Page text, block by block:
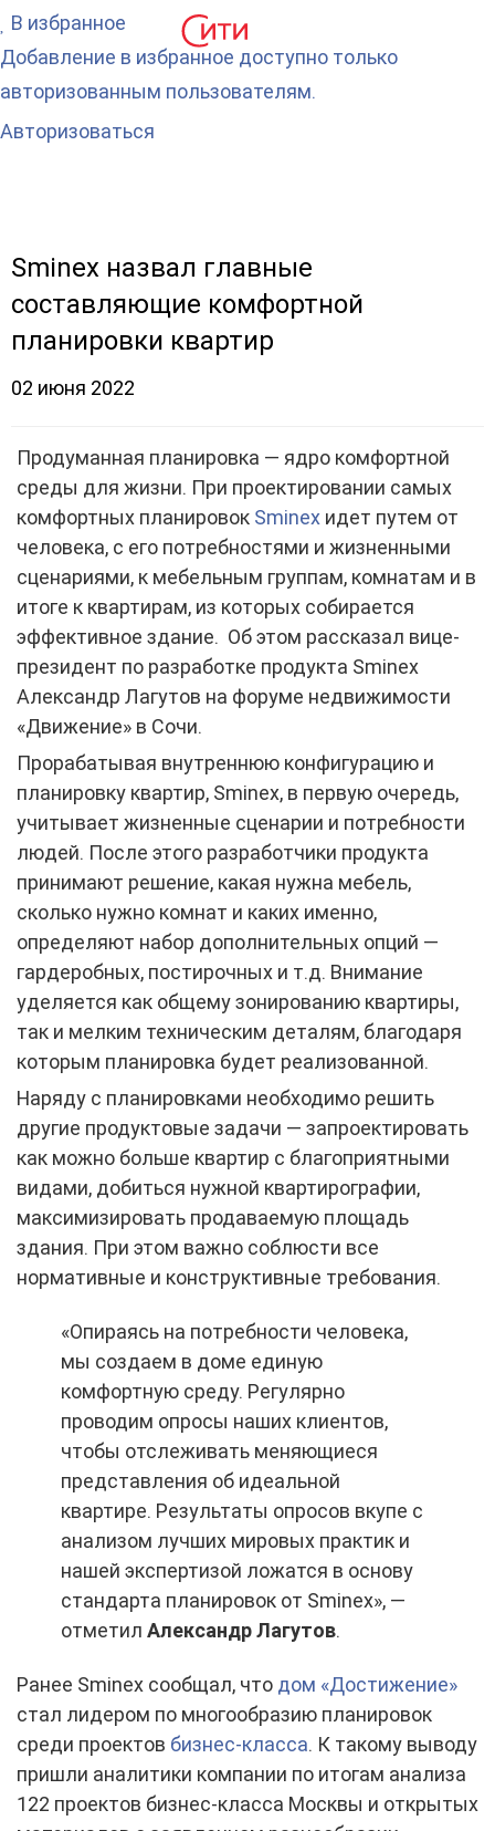
Sminex назвал главные
составляющие комфортной
планировки квартир
02 июня 2022
Продуманная планировка — ядро комфортной
среды для жизни. При проектировании самых
комфортных планировок Sminex идет путем от
человека, с его потребностями и жизненными
сценариями, к мебельным группам, комнатам и в
итоге к квартирам, из которых собирается
эффективное здание. Об этом рассказал вице-
президент по разработке продукта Sminex
Александр Лагутов на форуме недвижимости
«Движение» в Сочи.
Прорабатывая внутреннюю конфигурацию и
планировку квартир, Sminex, в первую очередь,
учитывает жизненные сценарии и потребности
людей. После этого разработчики продукта
принимают решение, какая нужна мебель,
сколько нужно комнат и каких именно,
определяют набор дополнительных опций —
гардеробных, постирочных и т.д. Внимание
уделяется как общему зонированию квартиры,
так и мелким техническим деталям, благодаря
которым планировка будет реализованной.
Наряду с планировками необходимо решить
другие продуктовые задачи — запроектировать
как можно больше квартир с благоприятными
видами, добиться нужной квартирографии,
максимизировать продаваемую площадь
здания. При этом важно соблюсти все
нормативные и конструктивные требования.
«Опираясь на потребности человека,
мы создаем в доме единую
комфортную среду. Регулярно
проводим опросы наших клиентов,
чтобы отслеживать меняющиеся
представления об идеальной
квартире. Результаты опросов вкупе с
анализом лучших мировых практик и
нашей экспертизой ложатся в основу
стандарта планировок от Sminex», —
отметил Александр Лагутов.
Ранее Sminex сообщал, что дом «Достижение»
стал лидером по многообразию планировок
среди проектов бизнес-класса. К такому выводу
пришли аналитики компании по итогам анализа
122 проектов бизнес-класса Москвы и открытых
В избранное
Добавление в избранное доступно только
авторизованным пользователям.
Авторизоваться